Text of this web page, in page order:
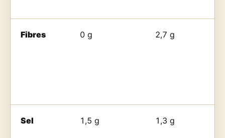
Fibres 0 g 2,7 g
Sel 1,5 g 1,3 g